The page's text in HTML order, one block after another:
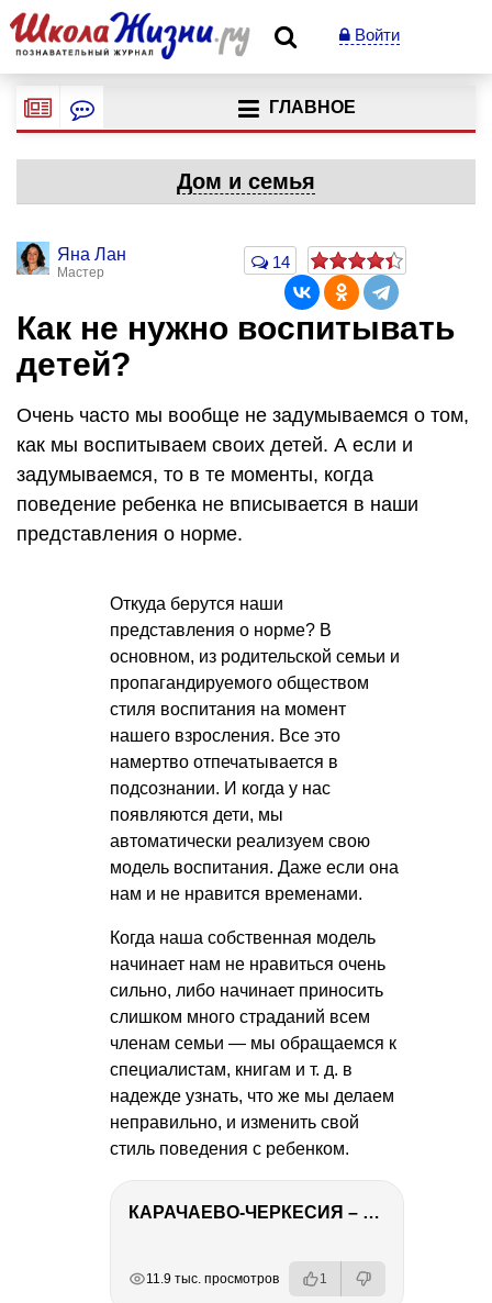
Войти
ГЛАВНОЕ
Дом и семья
Яна Лан
Мастер
14
Как не нужно воспитывать
детей?
Очень часто мы вообще не задумываемся о том,
как мы воспитываем своих детей. А если и
задумываемся, то в те моменты, когда
поведение ребенка не вписывается в наши
представления о норме.
Откуда берутся наши
представления о норме? В
основном, из родительской семьи и
пропагандируемого обществом
стиля воспитания на момент
нашего взросления. Все это
намертво отпечатывается в
подсознании. И когда у нас
появляются дети, мы
автоматически реализуем свою
модель воспитания. Даже если она
нам и не нравится временами.
Когда наша собственная модель
начинает нам не нравиться очень
сильно, либо начинает приносить
слишком много страданий всем
членам семьи — мы обращаемся к
специалистам, книгам и т. д. в
надежде узнать, что же мы делаем
неправильно, и изменить свой
стиль поведения с ребенком.
КАРАЧАЕВО-ЧЕРКЕСИЯ – ПУТЕШЕСТВИЕ НА КАВКАЗ часть 2
11.9 тыс. просмотров 1